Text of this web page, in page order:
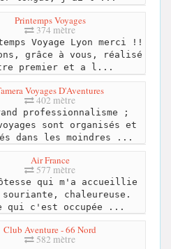
Printemps Voyages
374 mètre
Voyage Lyon merci !!
grâce à vous, réalisé
premier et a l...
Voyages D'Aventures
402 mètre
professionnalisme ;
sont organisés et
dans les moindres ...
Air France
577 mètre
qui m'a accueillie
chaleureuse.
qui c'est occupée ...
Club Aventure - 66 Nord
582 mètre